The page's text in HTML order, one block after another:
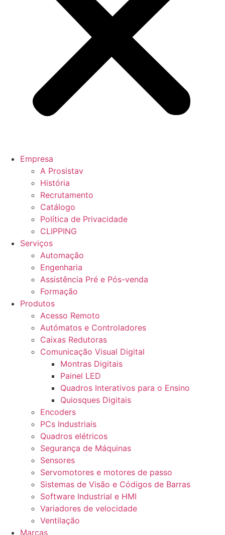
Empresa
A Prosistav
História
Recrutamento
Catálogo
Política de Privacidade
CLIPPING
Serviços
Automação
Engenharia
Assistência Pré e Pós-venda
Formação
Produtos
Acesso Remoto
Autómatos e Controladores
Caixas Redutoras
Comunicação Visual Digital
Montras Digitais
Painel LED
Quadros Interativos para o Ensino
Quiosques Digitais
Encoders
PCs Industriais
Quadros elétricos
Segurança de Máquinas
Sensores
Servomotores e motores de passo
Sistemas de Visão e Códigos de Barras
Software Industrial e HMI
Variadores de velocidade
Ventilação
Marcas